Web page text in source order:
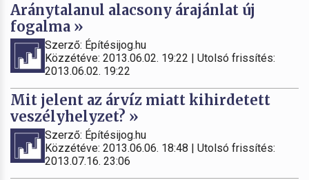
Aránytalanul alacsony árajánlat új
fogalma »
Szerző: Építésijog.hu
Közzétéve: 2013.06.02. 19:22 | Utolsó frissítés:
2013.06.02. 19:22
Mit jelent az árvíz miatt kihirdetett
veszélyhelyzet? »
Szerző: Építésijog.hu
Közzétéve: 2013.06.06. 18:48 | Utolsó frissítés:
2013.07.16. 23:06